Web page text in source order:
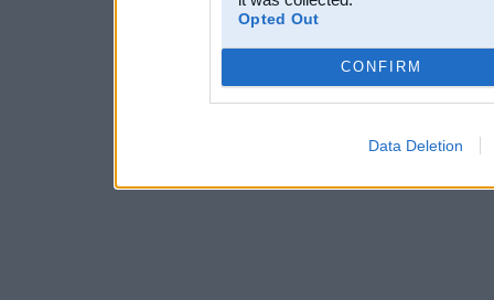
Opted Out
CONFIRM
Data Deletion